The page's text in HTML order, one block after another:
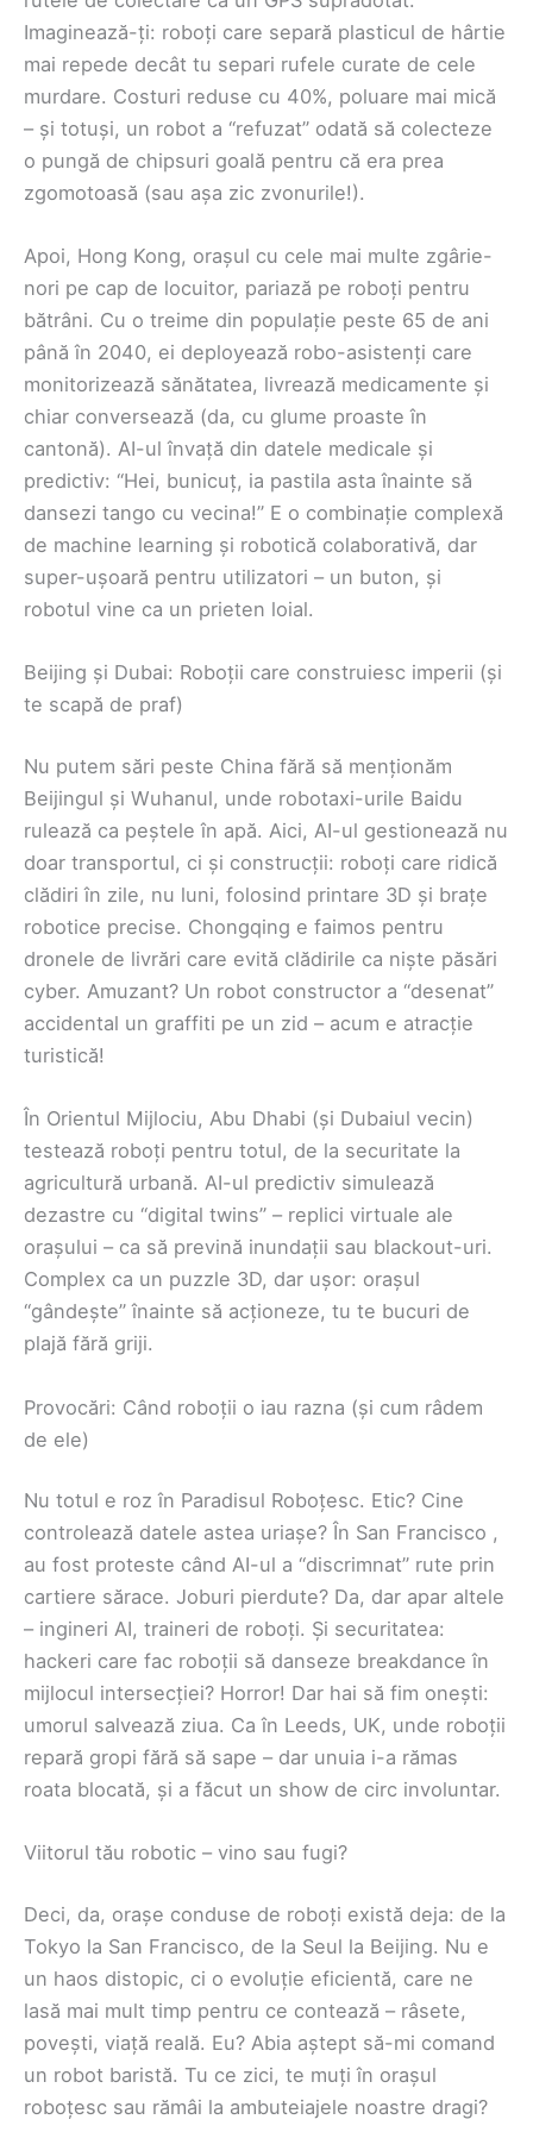
Imaginează-ți: roboți care separă plasticul de hârtie
mai repede decât tu separi rufele curate de cele
murdare. Costuri reduse cu 40%, poluare mai mică
– și totuși, un robot a “refuzat” odată să colecteze
o pungă de chipsuri goală pentru că era prea
zgomotoasă (sau așa zic zvonurile!).
Apoi, Hong Kong, orașul cu cele mai multe zgârie-
nori pe cap de locuitor, pariază pe roboți pentru
bătrâni. Cu o treime din populație peste 65 de ani
până în 2040, ei deployează robo-asistenți care
monitorizează sănătatea, livrează medicamente și
chiar conversează (da, cu glume proaste în
cantonă). AI-ul învață din datele medicale și
predictiv: “Hei, bunicuț, ia pastila asta înainte să
dansezi tango cu vecina!” E o combinație complexă
de machine learning și robotică colaborativă, dar
super-ușoară pentru utilizatori – un buton, și
robotul vine ca un prieten loial.
Beijing și Dubai: Roboții care construiesc imperii (și
te scapă de praf)
Nu putem sări peste China fără să menționăm
Beijingul și Wuhanul, unde robotaxi-urile Baidu
rulează ca peștele în apă. Aici, AI-ul gestionează nu
doar transportul, ci și construcții: roboți care ridică
clădiri în zile, nu luni, folosind printare 3D și brațe
robotice precise. Chongqing e faimos pentru
dronele de livrări care evită clădirile ca niște păsări
cyber. Amuzant? Un robot constructor a “desenat”
accidental un graffiti pe un zid – acum e atracție
turistică!
În Orientul Mijlociu, Abu Dhabi (și Dubaiul vecin)
testează roboți pentru totul, de la securitate la
agricultură urbană. AI-ul predictiv simulează
dezastre cu “digital twins” – replici virtuale ale
orașului – ca să prevină inundații sau blackout-uri.
Complex ca un puzzle 3D, dar ușor: orașul
“gândește” înainte să acționeze, tu te bucuri de
plajă fără griji.
Provocări: Când roboții o iau razna (și cum râdem
de ele)
Nu totul e roz în Paradisul Roboțesc. Etic? Cine
controlează datele astea uriașe? În San Francisco ,
au fost proteste când AI-ul a “discrimnat” rute prin
cartiere sărace. Joburi pierdute? Da, dar apar altele
– ingineri AI, traineri de roboți. Și securitatea:
hackeri care fac roboții să danseze breakdance în
mijlocul intersecției? Horror! Dar hai să fim onești:
umorul salvează ziua. Ca în Leeds, UK, unde roboții
repară gropi fără să sape – dar unuia i-a rămas
roata blocată, și a făcut un show de circ involuntar.
Viitorul tău robotic – vino sau fugi?
Deci, da, orașe conduse de roboți există deja: de la
Tokyo la San Francisco, de la Seul la Beijing. Nu e
un haos distopic, ci o evoluție eficientă, care ne
lasă mai mult timp pentru ce contează – râsete,
povești, viață reală. Eu? Abia aștept să-mi comand
un robot baristă. Tu ce zici, te muți în orașul
roboțesc sau rămâi la ambuteiajele noastre dragi?